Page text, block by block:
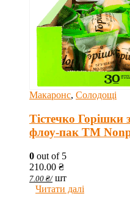
Макаронс, Солодощі
Тістечко Горішки
флоу-пак ТМ
0 out of 5
210.00 ₴
7.00 ₴/ шт
Читати далі